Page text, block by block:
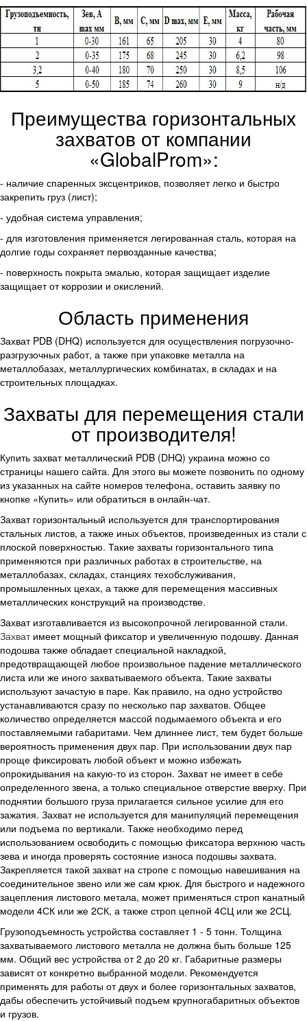
Преимущества горизонтальных
захватов от компании
«GlobalProm»:
- наличие спаренных эксцентриков, позволяет легко и быстро
закрепить груз (лист);
- удобная система управления;
- для изготовления применяется легированная сталь, которая на
долгие годы сохраняет первозданные качества;
- поверхность покрыта эмалью, которая защищает изделие
защищает от коррозии и окислений.
Область применения
Захват PDB (DHQ) используется для осуществления погрузочно-
разгрузочных работ, а также при упаковке металла на
металлобазах, металлургических комбинатах, в складах и на
строительных площадках.
Захваты для перемещения стали
от производителя!
Купить захват металлический PDB (DHQ) украина можно со
страницы нашего сайта. Для этого вы можете позвонить по одному
из указанных на сайте номеров телефона, оставить заявку по
кнопке «Купить» или обратиться в онлайн-чат.
Захват горизонтальный используется для транспортирования
стальных листов, а также иных объектов, произведенных из стали с
плоской поверхностью. Такие захваты горизонтального типа
применяются при различных работах в строительстве, на
металлобазах, складах, станциях техобслуживания,
промышленных цехах, а также для перемещения массивных
металлических конструкций на производстве.
Захват изготавливается из высокопрочной легированной стали.
Захватимеет мощный фиксатор и увеличенную подошву. Данная
подошва также обладает специальной накладкой,
предотвращающей любое произвольное падение металлического
листа или же иного захватываемого объекта. Такие захваты
используют зачастую в паре. Как правило, на одно устройство
устанавливаются сразу по несколько пар захватов. Общее
количество определяется массой подымаемого объекта и его
поставляемыми габаритами. Чем длиннее лист, тем будет больше
вероятность применения двух пар. При использовании двух пар
проще фиксировать любой объект и можно избежать
опрокидывания на какую-то из сторон. Захват не имеет в себе
определенного звена, а только специальное отверстие вверху. При
поднятии большого груза прилагается сильное усилие для его
зажатия. Захват не используется для манипуляций перемещения
или подъема по вертикали. Также необходимо перед
использованием освободить с помощью фиксатора верхнюю часть
зева и иногда проверять состояние износа подошвы захвата.
Закрепляется такой захват на стропе с помощью навешивания на
соединительное звено или же сам крюк. Для быстрого и надежного
зацепления листового метала, может применяться строп канатный
модели 4СК или же 2СК, а также строп цепной 4СЦ или же 2СЦ.
Грузоподъемность устройства составляет 1 - 5 тонн. Толщина
захватываемого листового металла не должна быть больше 125
мм. Общий вес устройства от 2 до 20 кг. Габаритные размеры
зависят от конкретно выбранной модели. Рекомендуется
применять для работы от двух и более горизонтальных захватов,
дабы обеспечить устойчивый подъем крупногабаритных объектов
и грузов.